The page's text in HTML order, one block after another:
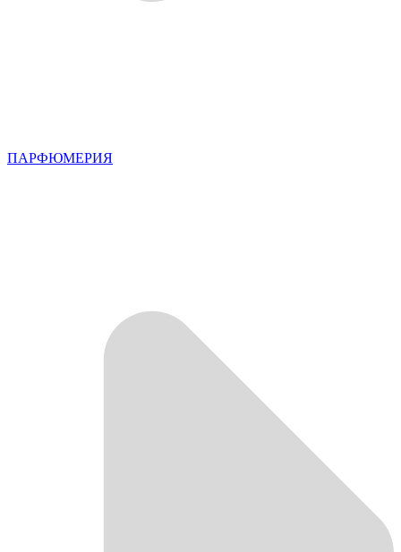
ПАРФЮМЕРИЯ